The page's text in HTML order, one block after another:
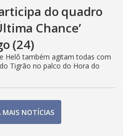
do quadro
Chance’
(24)
Helô também agitam todas com
Tigrão no palco do Hora do
MAIS NOTÍCIAS